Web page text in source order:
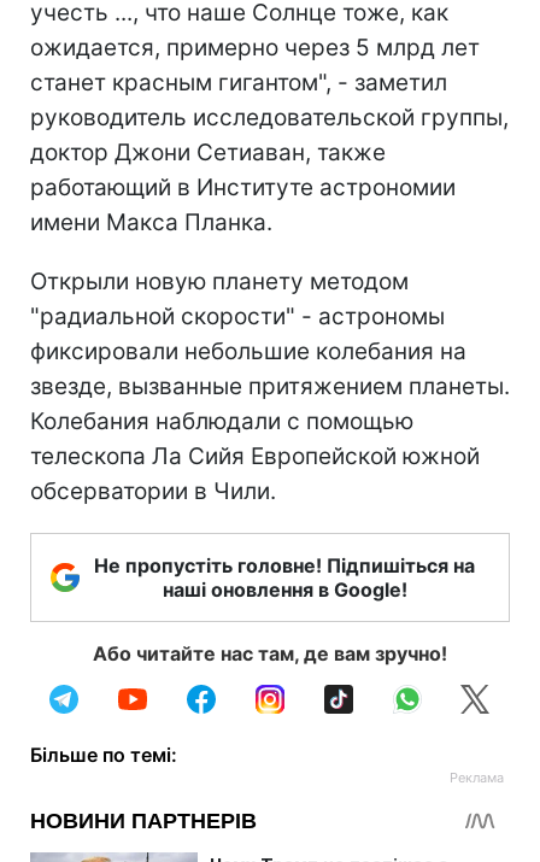
учесть ..., что наше Солнце тоже, как
ожидается, примерно через 5 млрд лет
станет красным гигантом", - заметил
руководитель исследовательской группы,
доктор Джони Сетиаван, также
работающий в Институте астрономии
имени Макса Планка.
Открыли новую планету методом
"радиальной скорости" - астрономы
фиксировали небольшие колебания на
звезде, вызванные притяжением планеты.
Колебания наблюдали с помощью
телескопа Ла Сийя Европейской южной
обсерватории в Чили.
Не пропустіть головне! Підпишіться на
наші оновлення в Google!
Або читайте нас там, де вам зручно!
Більше по темі: